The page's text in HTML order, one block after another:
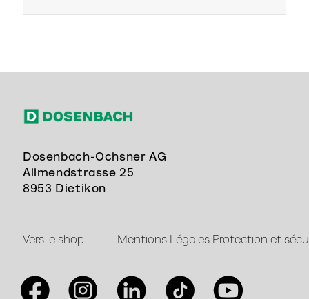
Dosenbach-Ochsner AG
Allmendstrasse 25
8953 Dietikon
Vers le shop Mentions Légales Protection et